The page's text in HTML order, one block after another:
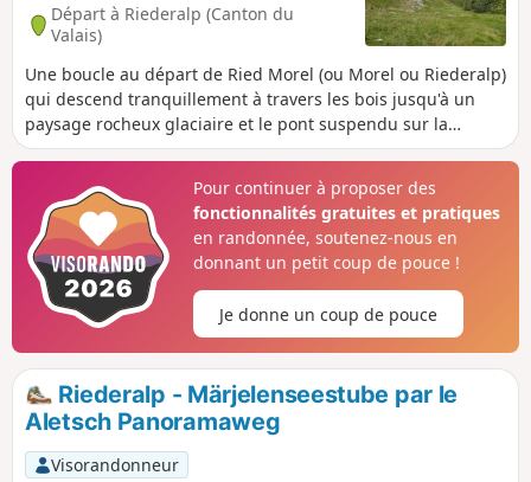
Départ à Riederalp (Canton du
Valais)
Une boucle au départ de Ried Morel (ou Morel ou Riederalp)
qui descend tranquillement à travers les bois jusqu'à un
paysage rocheux glaciaire et le pont suspendu sur la
Massa, l'eau qui s'écoule du glacier d'Aletsch. Traversez
mènent à l'hôtel Belalp, avant de redescendre par des
sentiers et des routes jusqu'au barrage situé à l'extrémité
du Stausee Gibidum. La dernière partie suit le sentier
panoramique Massweg pour revenir à Reid Morel.
Pour continuer à proposer des
fonctionnalités gratuites et pratiques
en randonnée, soutenez-nous en
donnant un petit coup de pouce !
Je donne un coup de pouce
Riederalp - Märjelenseestube par le
Aletsch Panoramaweg
Visorandonneur